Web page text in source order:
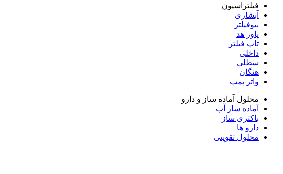
فیلتراسیون
آبشاری
بیوفیلتر
پاور هد
تاپ فیلتر
داخلی
سطلی
هنگان
واتر پمپ
محلول آماده ساز و دارو
آماده ساز آب
باکتری ساز
دارو ها
محلول تقویتی